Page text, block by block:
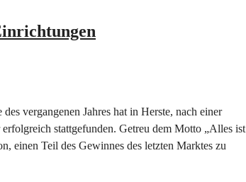
vergangenen Jahres hat in Herste, nach einer
stattgefunden. Getreu dem Motto „Alles ist
einen Teil des Gewinnes des letzten Marktes zu